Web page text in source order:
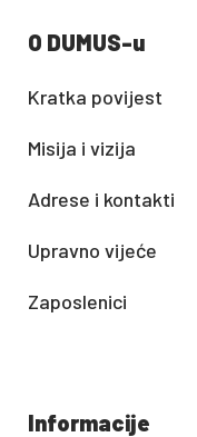
O DUMUS-u
Kratka povijest
Misija i vizija
Adrese i kontakti
Upravno vijeće
Zaposlenici
Informacije